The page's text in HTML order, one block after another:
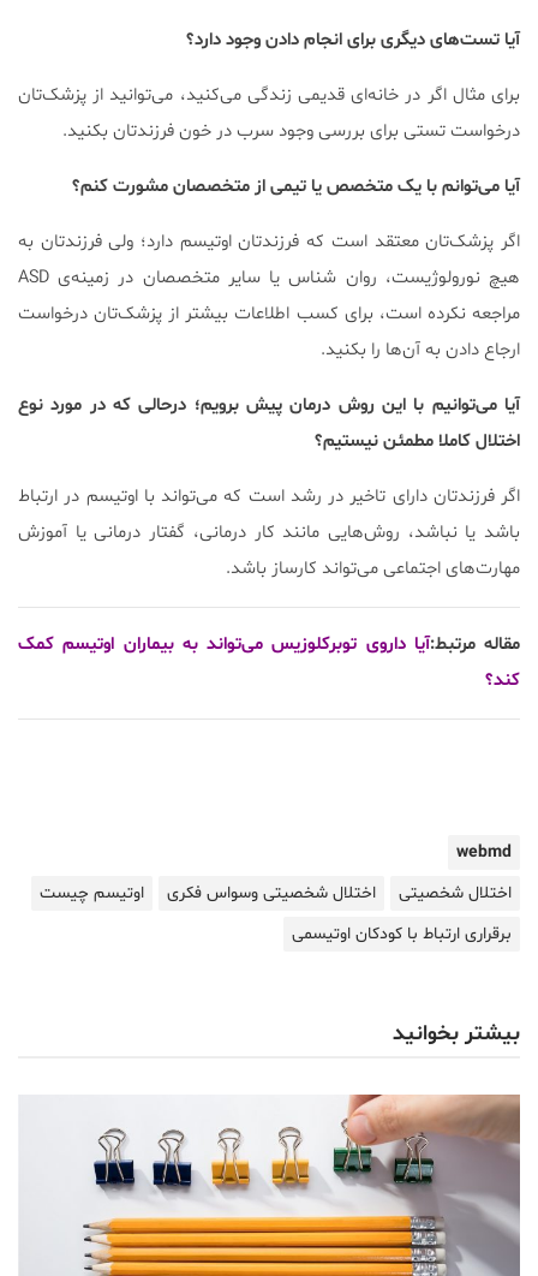
آیا تست‌های دیگری برای انجام دادن وجود دارد؟
برای مثال اگر در خانه‌ای قدیمی زندگی می‌کنید، می‌توانید از پزشک‌تان
درخواست تستی برای بررسی وجود سرب در خون فرزندتان بکنید.
آیا می‌توانم با یک متخصص یا تیمی از متخصصان مشورت کنم؟
اگر پزشک‌تان معتقد است که فرزندتان اوتیسم دارد؛ ولی فرزندتان به
هیچ نورولوژیست، روان شناس یا سایر متخصصان در زمینه‌ی ASD
مراجعه نکرده است، برای کسب اطلاعات بیشتر از پزشک‌تان درخواست
ارجاع دادن به آن‌ها را بکنید.
آیا می‌توانیم با این روش درمان پیش برویم؛ درحالی که در مورد نوع
اختلال کاملا مطمئن نیستیم؟
اگر فرزندتان دارای تاخیر در رشد است که می‌تواند با اوتیسم در ارتباط
باشد یا نباشد، روش‌هایی مانند کار درمانی، گفتار درمانی یا آموزش
مهارت‌های اجتماعی می‌تواند کارساز باشد.
مقاله مرتبط:آیا داروی توبرکلوزیس می‌تواند به بیماران اوتیسم کمک
کند؟
webmd
اختلال شخصیتی
اختلال شخصیتی وسواس فکری
اوتیسم چیست
برقراری ارتباط با کودکان اوتیسمی
بیشتر بخوانید